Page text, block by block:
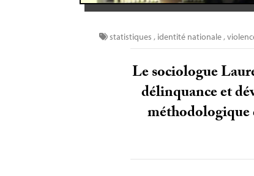
statistiques , identité nationale,
Le sociologue
délinquance et